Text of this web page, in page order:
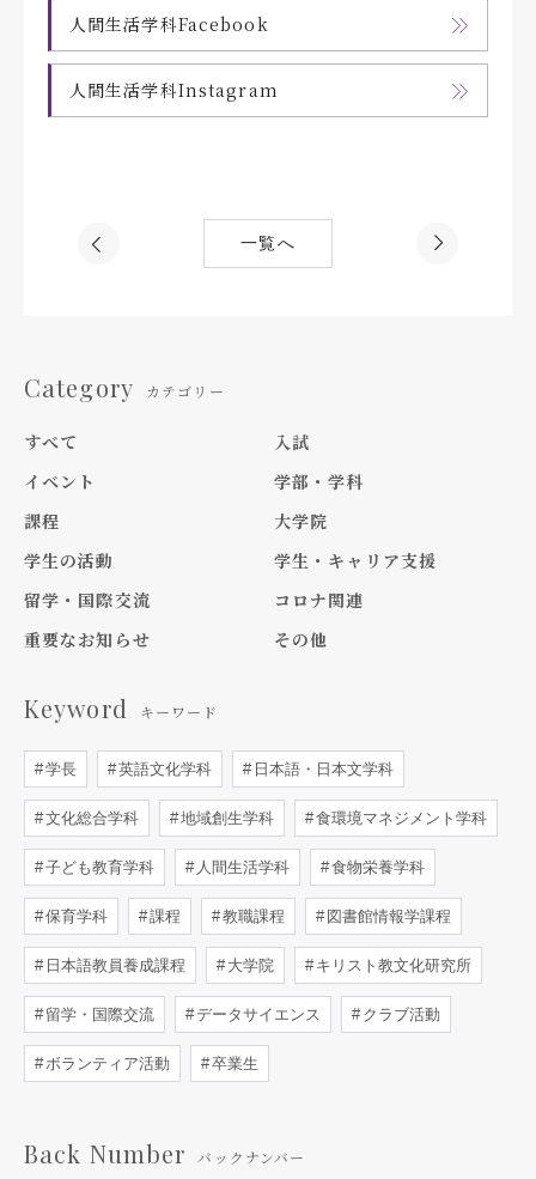
人間生活学科Facebook
人間生活学科Instagram
一覧へ
Category カテゴリー
すべて
入試
イベント
学部・学科
課程
大学院
学生の活動
学生・キャリア支援
留学・国際交流
コロナ関連
重要なお知らせ
その他
Keyword キーワード
学長 英語文化学科 日本語・日本文学科
文化総合学科 地域創生学科 食環境マネジメント学科
子ども教育学科 人間生活学科 食物栄養学科
保育学科 課程 教職課程 図書館情報学課程
日本語教員養成課程 大学院 キリスト教文化研究所
留学・国際交流 データサイエンス クラブ活動
ボランティア活動 卒業生
Back Number バックナンバー